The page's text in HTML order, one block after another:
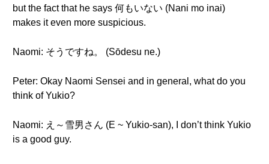
but the fact that he says 何もいない (Nani mo inai)
makes it even more suspicious.
Naomi: そうですね。 (Sōdesu ne.)
Peter: Okay Naomi Sensei and in general, what do you
think of Yukio?
Naomi: え～雪男さん (E ~ Yukio-san), I don’t think Yukio
is a good guy.